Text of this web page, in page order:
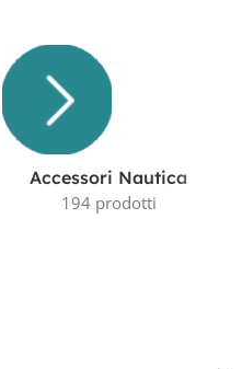
Accessori Nautica
194 prodotti